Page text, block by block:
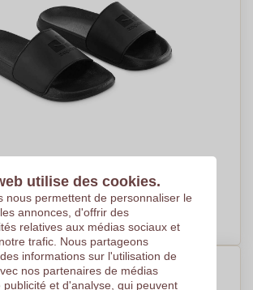
Antidérapantes en EVA
- Saint-Martin-d'Oney
basé sur 250 pièces
utilise des cookies.
nous permettent de personnaliser le
annonces, d'offrir des
relatives aux médias sociaux et
trafic. Nous partageons
informations sur l'utilisation de
nos partenaires de médias
publicité et d'analyse, qui peuvent